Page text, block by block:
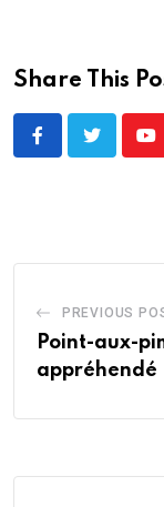
Share This
PREVIOUS
Point-aux-
appréhendé